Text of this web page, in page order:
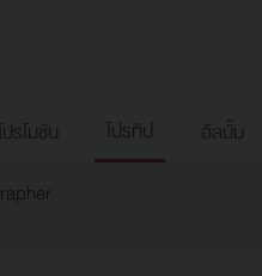
รโมชัน โปรทิป อัลบั้ม